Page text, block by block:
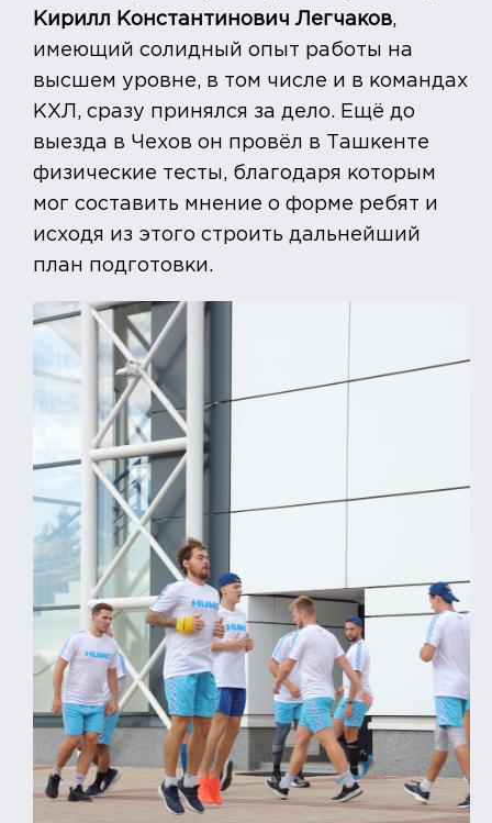
Кирилл Константинович Легчаков,
имеющий солидный опыт работы на
высшем уровне, в том числе и в командах
КХЛ, сразу принялся за дело. Ещё до
выезда в Чехов он провёл в Ташкенте
физические тесты, благодаря которым
мог составить мнение о форме ребят и
исходя из этого строить дальнейший
план подготовки.